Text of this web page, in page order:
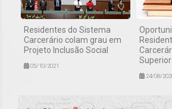
Residentes do Sistema
Carcerário colam grau em
Projeto Inclusão Social
05/10/2021
Superior
24/08/